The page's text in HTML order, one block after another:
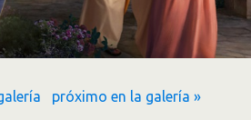
próximo en la galería »